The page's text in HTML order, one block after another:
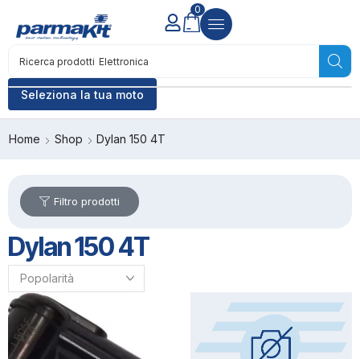
Seleziona la tua moto
Ricerca prodotti Elettronica
0
Home Shop Dylan 150 4T
Filtro prodotti
Dylan 150 4T